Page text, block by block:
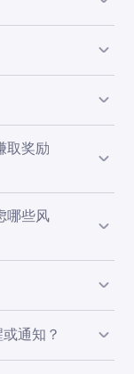
表资产在您选择
间段，范围可从
来展示价格变
的開盤價、收盤
慮這些資料點。
標來分析過去的
需要記住的
，但分析 SBR
易策略。
取奖励
看Saber你所在
哪些风
險。加密货币价
始终高度重
仅自己可访问的
避免潛在罰款。
通知？